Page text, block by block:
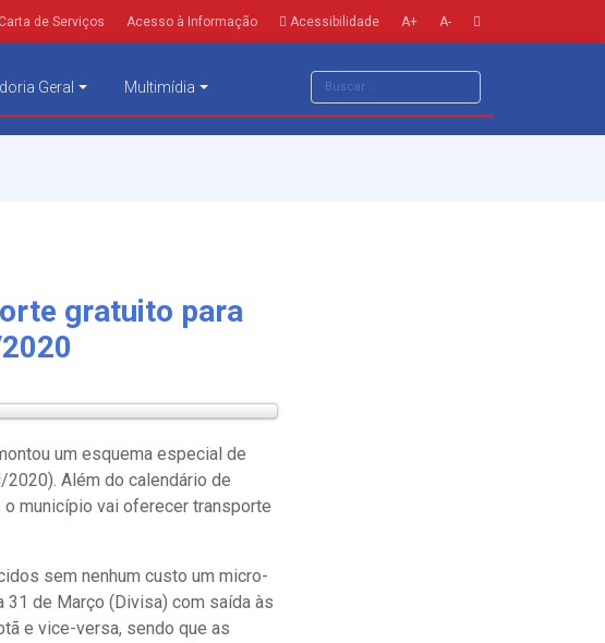
Carta de Serviços Acesso à Informação Acessibilidade A+ A-
Geral Multimídia
gratuito para
um esquema especial de
Além do calendário de
município vai oferecer transporte
sem nenhum custo um micro-
31 de Março (Divisa) com saída às
e vice-versa, sendo que as